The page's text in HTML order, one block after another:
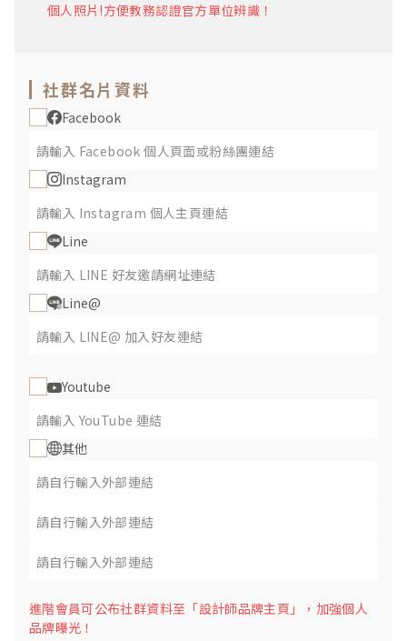
個人照片!方便教務認證官方單位辨識！
社群名片資料
Facebook
Instagram
Line
Line@
Youtube
其他
進階會員可公布社群資料至「設計師品牌主頁」，加強個人
品牌曝光！